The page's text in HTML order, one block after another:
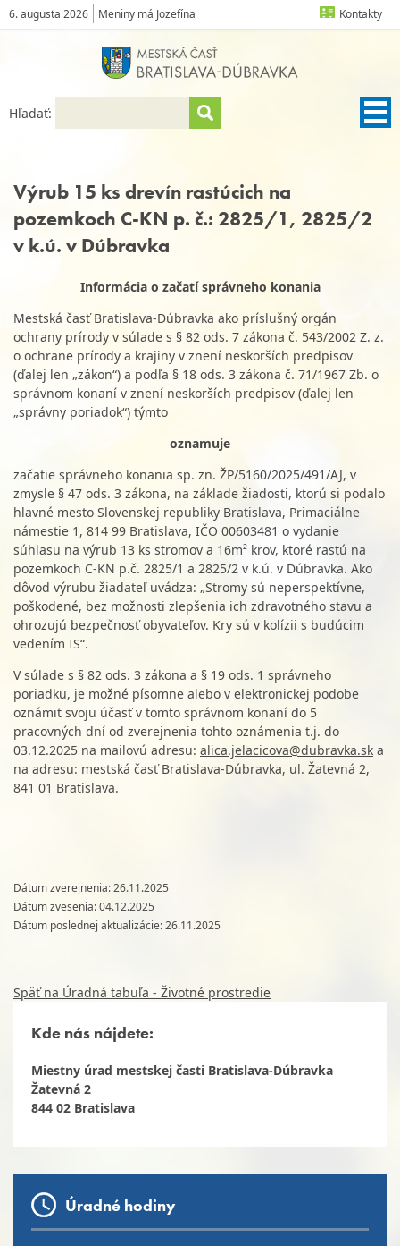
6. augusta 2026 Meniny má Jozefína Kontakty
Hľadať:
Výrub 15 ks drevín rastúcich na
pozemkoch C-KN p. č.: 2825/1, 2825/2
v k.ú. v Dúbravka
Informácia o začatí správneho konania
Mestská časť Bratislava-Dúbravka ako príslušný orgán
ochrany prírody v súlade s § 82 ods. 7 zákona č. 543/2002 Z. z.
o ochrane prírody a krajiny v znení neskorších predpisov
(ďalej len „zákon“) a podľa § 18 ods. 3 zákona č. 71/1967 Zb. o
správnom konaní v znení neskorších predpisov (ďalej len
„správny poriadok“) týmto
oznamuje
začatie správneho konania sp. zn. ŽP/5160/2025/491/AJ, v
zmysle § 47 ods. 3 zákona, na základe žiadosti, ktorú si podalo
hlavné mesto Slovenskej republiky Bratislava, Primaciálne
námestie 1, 814 99 Bratislava, IČO 00603481 o vydanie
súhlasu na výrub 13 ks stromov a 16m² krov, ktoré rastú na
pozemkoch C-KN p.č. 2825/1 a 2825/2 v k.ú. v Dúbravka. Ako
dôvod výrubu žiadateľ uvádza: „Stromy sú neperspektívne,
poškodené, bez možnosti zlepšenia ich zdravotného stavu a
ohrozujú bezpečnosť obyvateľov. Kry sú v kolízii s budúcim
vedením IS“.
V súlade s § 82 ods. 3 zákona a § 19 ods. 1 správneho
poriadku, je možné písomne alebo v elektronickej podobe
oznámiť svoju účasť v tomto správnom konaní do 5
pracovných dní od zverejnenia tohto oznámenia t.j. do
03.12.2025 na mailovú adresu: alica.jelacicova@dubravka.sk a
na adresu: mestská časť Bratislava-Dúbravka, ul. Žatevná 2,
841 01 Bratislava.
Dátum zverejnenia: 26.11.2025
Dátum zvesenia: 04.12.2025
Dátum poslednej aktualizácie: 26.11.2025
Späť na Úradná tabuľa - Životné prostredie
Kde nás nájdete:
Miestny úrad mestskej časti Bratislava-Dúbravka
Žatevná 2
844 02 Bratislava
Úradné hodiny